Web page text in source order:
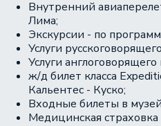
Внутренний
Лима;
Экскурсии - по
Услуги
Услуги англоговорящего
ж/д билет класса
Кальентес - Куско;
Входные билеты в
Медицинская страховка